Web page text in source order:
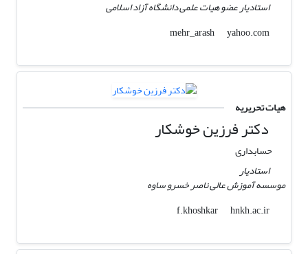
استادیار عضو هیات علمی دانشگاه آزاد اسلامی
mehr_arash
yahoo.com
هیات تحریریه
دکتر فرزین خوشکار
حسابداری
استادیار
موسسه آموزش عالی ناصر خسرو ساوه
f.khoshkar
hnkh.ac.ir